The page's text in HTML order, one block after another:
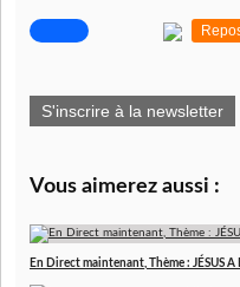
S'inscrire à la newsletter
Vous aimerez aussi :
En Direct maintenant, Thème : JÉSUS